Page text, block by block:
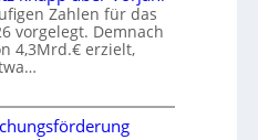
Zahlen für das
vorgelegt. Demnach
4,3Mrd.€ erzielt,